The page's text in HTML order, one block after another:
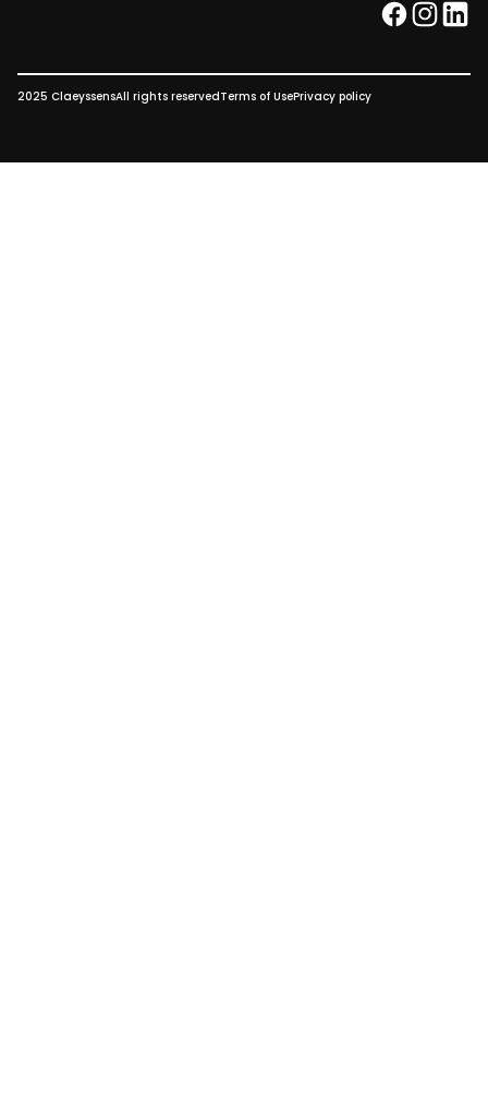
facebook
2025 ClaeyssensAll rights reservedTerms of UsePrivacy policy